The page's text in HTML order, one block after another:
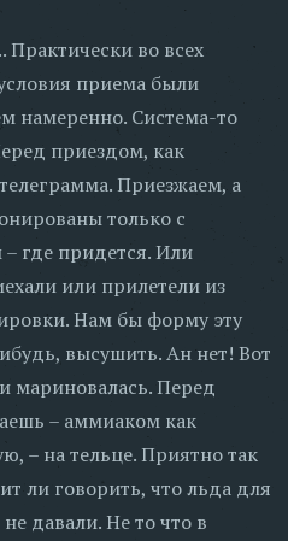
во всех
приема были
намеренно. Система-то
приездом, как
Приезжаем, а
только с
где придется. Или
или прилетели из
Нам бы форму эту
высушить. Ан нет! Вот
мариновалась. Перед
– аммиаком как
– на тельце. Приятно так
ли говорить, что льда для
давали. Не то что в